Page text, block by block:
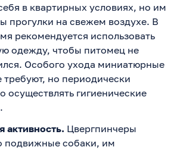
в квартирных условиях, но им
прогулки на свежем воздухе. В
рекомендуется использовать
одежду, чтобы питомец не
Особого ухода миниатюрные
требуют, но периодически
осуществлять гигиенические
активность. Цвергпинчеры
подвижные собаки, им